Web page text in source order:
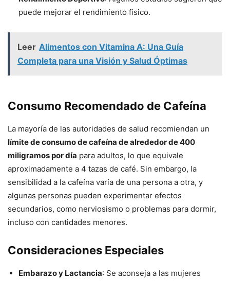
puede mejorar el rendimiento físico.
Leer Alimentos con Vitamina A: Una Guía
Completa para una Visión y Salud Óptimas
Consumo Recomendado de Cafeína
La mayoría de las autoridades de salud recomiendan un
límite de consumo de cafeína de alrededor de 400
miligramos por día para adultos, lo que equivale
aproximadamente a 4 tazas de café. Sin embargo, la
sensibilidad a la cafeína varía de una persona a otra, y
algunas personas pueden experimentar efectos
secundarios, como nerviosismo o problemas para dormir,
incluso con cantidades menores.
Consideraciones Especiales
Embarazo y Lactancia: Se aconseja a las mujeres